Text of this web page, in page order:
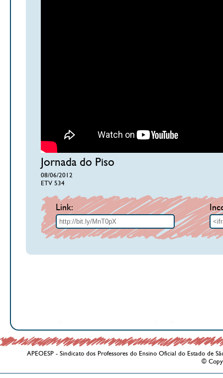
Jornada do Piso
08/06/2012
ETV 534
Link:
APEOESP - Sindicato dos Professores do Ensino Oficial do Estado de
©